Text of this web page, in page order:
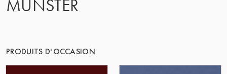
MÜNSTER
PRODUITS D'OCCASION